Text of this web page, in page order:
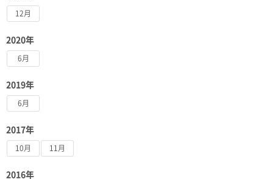
12月
2020年
6月
2019年
6月
2017年
10月 11月
2016年